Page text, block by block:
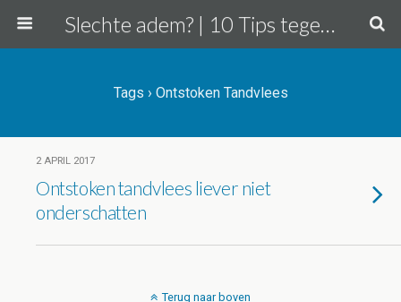
Slechte adem? | 10 Tips tegen uit de mond stinken!
Tags › Ontstoken Tandvlees
2 APRIL 2017
Ontstoken tandvlees liever niet
onderschatten
Terug naar boven